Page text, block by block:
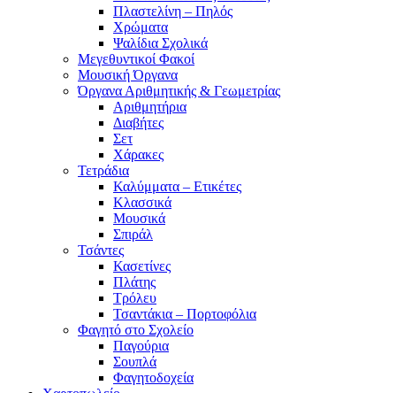
Πλαστελίνη – Πηλός
Χρώματα
Ψαλίδια Σχολικά
Μεγεθυντικοί Φακοί
Μουσική Όργανα
Όργανα Αριθμητικής & Γεωμετρίας
Αριθμητήρια
Διαβήτες
Σετ
Χάρακες
Τετράδια
Καλύμματα – Ετικέτες
Κλασσικά
Μουσικά
Σπιράλ
Τσάντες
Κασετίνες
Πλάτης
Τρόλευ
Τσαντάκια – Πορτοφόλια
Φαγητό στο Σχολείο
Παγούρια
Σουπλά
Φαγητοδοχεία